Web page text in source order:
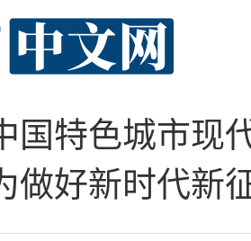
国特色城市
做好新时代新